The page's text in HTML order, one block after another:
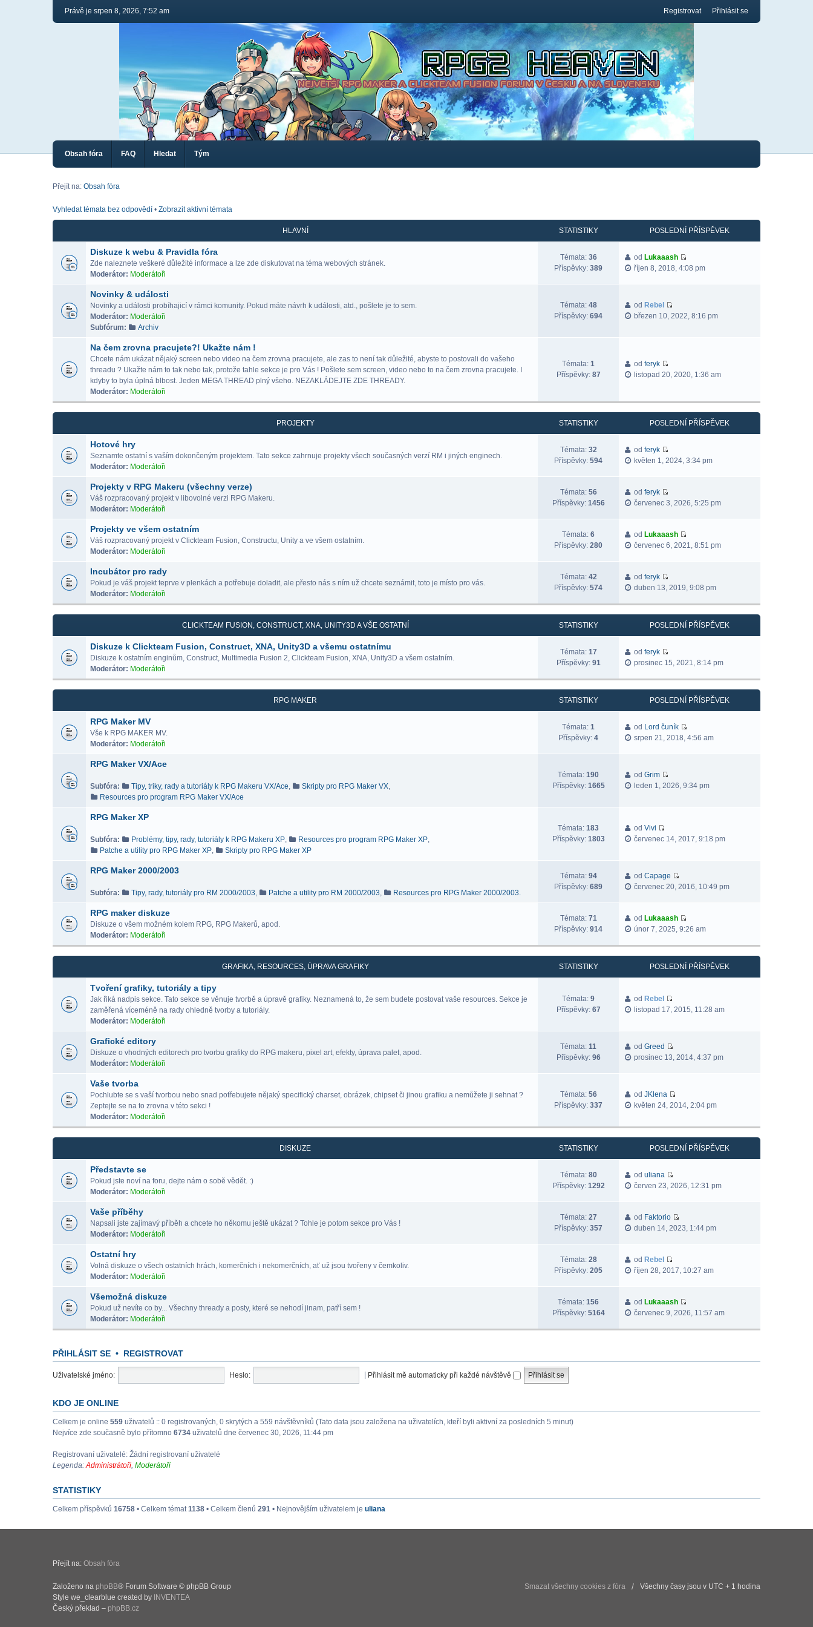
Právě je srpen 8, 2026, 7:52 am Registrovat Přihlásit se
Obsah fóra FAQ Hledat Tým
Přejít na: Obsah fóra
Vyhledat témata bez odpovědí • Zobrazit aktivní témata
HLAVNÍ STATISTIKY POSLEDNÍ PŘÍSPĚVEK
Diskuze k webu & Pravidla fóra
Zde naleznete veškeré důležité informace a lze zde diskutovat na téma webových stránek.
Moderátor: Moderátoři
Témata: 36
Příspěvky: 389
od Lukaaash
říjen 8, 2018, 4:08 pm
Novinky & události
Novinky a události probíhajicí v rámci komunity. Pokud máte návrh k události, atd., pošlete je to sem.
Moderátor: Moderátoři
Subfórum:
Archiv
Témata: 48
Příspěvky: 694
od Rebel
březen 10, 2022, 8:16 pm
Na čem zrovna pracujete?! Ukažte nám !
Chcete nám ukázat nějaký screen nebo video na čem zrovna pracujete, ale zas to není tak důležité, abyste to postovali do vašeho
threadu ? Ukažte nám to tak nebo tak, protože tahle sekce je pro Vás ! Pošlete sem screen, video nebo to na čem zrovna pracujete. I
kdyby to byla úplná blbost. Jeden MEGA THREAD plný všeho. NEZAKLÁDEJTE ZDE THREADY.
Moderátor: Moderátoři
Témata: 1
Příspěvky: 87
odferyk
listopad 20, 2020, 1:36 am
PROJEKTY STATISTIKY POSLEDNÍ PŘÍSPĚVEK
Hotové hry
Seznamte ostatní s vaším dokončeným projektem. Tato sekce zahrnuje projekty všech současných verzí RM i jiných enginech.
Moderátor: Moderátoři
Témata: 32
Příspěvky: 594
odferyk
květen 1, 2024, 3:34 pm
Projekty v RPG Makeru (všechny verze)
Váš rozpracovaný projekt v libovolné verzi RPG Makeru.
Moderátor: Moderátoři
Témata: 56
Příspěvky: 1456
odferyk
červenec 3, 2026, 5:25 pm
Projekty ve všem ostatním
Váš rozpracovaný projekt v Clickteam Fusion, Constructu, Unity a ve všem ostatním.
Moderátor: Moderátoři
Témata: 6
Příspěvky: 280
od Lukaaash
červenec 6, 2021, 8:51 pm
Incubátor pro rady
Pokud je váš projekt teprve v plenkách a potřebuje doladit, ale přesto nás s ním už chcete seznámit, toto je místo pro vás.
Moderátor: Moderátoři
Témata: 42
Příspěvky: 574
odferyk
duben 13, 2019, 9:08 pm
CLICKTEAM FUSION, CONSTRUCT, XNA, UNITY3D A VŠE OSTATNÍ STATISTIKY POSLEDNÍ PŘÍSPĚVEK
Diskuze k Clickteam Fusion, Construct, XNA, Unity3D a všemu ostatnímu
Diskuze k ostatním enginům, Construct, Multimedia Fusion 2, Clickteam Fusion, XNA, Unity3D a všem ostatním.
Moderátor: Moderátoři
Témata: 17
Příspěvky: 91
odferyk
prosinec 15, 2021, 8:14 pm
RPG MAKER STATISTIKY POSLEDNÍ PŘÍSPĚVEK
RPG Maker MV
Vše k RPG MAKER MV.
Moderátor: Moderátoři
Témata: 1
Příspěvky: 4
od Lord čuník
srpen 21, 2018, 4:56 am
RPG Maker VX/Ace
Subfóra: Tipy, triky, rady a tutoriály k RPG Makeru VX/Ace, Skripty pro RPG Maker VX,
Resources pro program RPG Maker VX/Ace
Témata: 190
Příspěvky: 1665
odGrim
leden 1, 2026, 9:34 pm
RPG Maker XP
Subfóra: Problémy, tipy, rady, tutoriály k RPG Makeru XP, Resources pro program RPG Maker XP,
Patche a utility pro RPG Maker XP, Skripty pro RPG Maker XP
Témata: 183
Příspěvky: 1803
odVivi
červenec 14, 2017, 9:18 pm
RPG Maker 2000/2003
Subfóra: Tipy, rady, tutoriály pro RM 2000/2003, Patche a utility pro RM 2000/2003, Resources pro RPG Maker 2000/2003.
Témata: 94
Příspěvky: 689
odCapage
červenec 20, 2016, 10:49 pm
RPG maker diskuze
Diskuze o všem možném kolem RPG, RPG Makerů, apod.
Moderátor: Moderátoři
Témata: 71
Příspěvky: 914
od Lukaaash
únor 7, 2025, 9:26 am
GRAFIKA, RESOURCES, ÚPRAVA GRAFIKY STATISTIKY POSLEDNÍ PŘÍSPĚVEK
Tvoření grafiky, tutoriály a tipy
Jak řiká nadpis sekce. Tato sekce se věnuje tvorbě a úpravě grafiky. Neznamená to, že sem budete postovat vaše resources. Sekce je
zaměřená víceméně na rady ohledně tvorby a tutoriály.
Moderátor: Moderátoři
Témata: 9
Příspěvky: 67
od Rebel
listopad 17, 2015, 11:28 am
Grafické editory
Diskuze o vhodných editorech pro tvorbu grafiky do RPG makeru, pixel art, efekty, úprava palet, apod.
Moderátor: Moderátoři
Témata: 11
Příspěvky: 96
odGreed
prosinec 13, 2014, 4:37 pm
Vaše tvorba
Pochlubte se s vaší tvorbou nebo snad potřebujete nějaký specifický charset, obrázek, chipset či jinou grafiku a nemůžete ji sehnat ?
Zeptejte se na to zrovna v této sekci !
Moderátor: Moderátoři
Témata: 56
Příspěvky: 337
odJKlena
květen 24, 2014, 2:04 pm
DISKUZE STATISTIKY POSLEDNÍ PŘÍSPĚVEK
Představte se
Pokud jste noví na foru, dejte nám o sobě vědět. :)
Moderátor: Moderátoři
Témata: 80
Příspěvky: 1292
oduliana
červen 23, 2026, 12:31 pm
Vaše příběhy
Napsali jste zajímavý příběh a chcete ho někomu ještě ukázat ? Tohle je potom sekce pro Vás !
Moderátor: Moderátoři
Témata: 27
Příspěvky: 357
od Faktorio
duben 14, 2023, 1:44 pm
Ostatní hry
Volná diskuze o všech ostatních hrách, komerčních i nekomerčních, ať už jsou tvořeny v čemkoliv.
Moderátor: Moderátoři
Témata: 28
Příspěvky: 205
od Rebel
říjen 28, 2017, 10:27 am
Všemožná diskuze
Pokud už nevíte co by... Všechny thready a posty, které se nehodí jinam, patří sem !
Moderátor: Moderátoři
Témata: 156
Příspěvky: 5164
od Lukaaash
červenec 9, 2026, 11:57 am
PŘIHLÁSIT SE • REGISTROVAT
Uživatelské jméno: Heslo: Přihlásit mě automaticky při každé návštěvě
KDO JE ONLINE
Celkem je online 559 uživatelů :: 0 registrovaných, 0 skrytých a 559 návštěvníků (Tato data jsou založena na uživatelích, kteří byli aktivní za posledních 5 minut)
Nejvíce zde současně bylo přítomno 6734 uživatelů dne červenec 30, 2026, 11:44 pm
Registrovaní uživatelé: Žádní registrovaní uživatelé
Legenda:Administrátoři, Moderátoři
STATISTIKY
Celkem příspěvků 16758 • Celkem témat1138 • Celkem členů 291 • Nejnovějším uživatelem je uliana
Přejít na: Obsah fóra
Smazat všechny cookies z fóra Všechny časy jsou v UTC + 1 hodina
Založeno na phpBB® Forum Software © phpBB Group
Style we_clearblue created by INVENTEA
Český překlad – phpBB.cz